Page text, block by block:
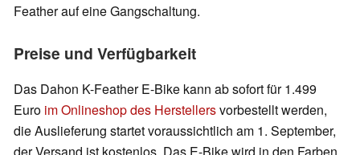
Feather auf eine Gangschaltung.
Preise und Verfügbarkeit
Das Dahon K-Feather E-Bike kann ab sofort für 1.499
Euro im Onlineshop des Herstellersvorbestellt werden,
die Auslieferung startet voraussichtlich am 1. September,
der Versand ist kostenlos. Das E-Bike wird in den Farben